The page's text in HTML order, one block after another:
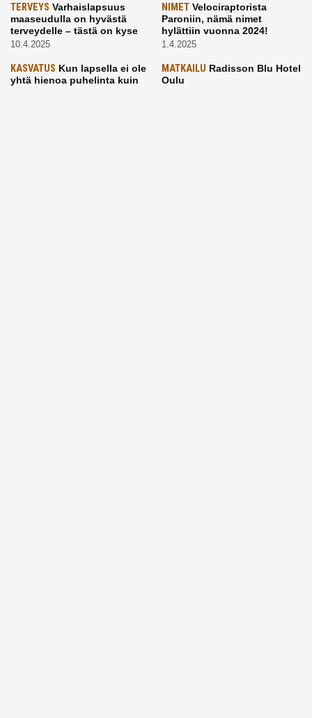
TERVEYS Varhaislapsuus
maaseudulla on hyvästä
terveydelle – tästä on kyse
10.4.2025
NIMETVelociraptorista
Paroniin, nämä nimet
hylättiin vuonna 2024!
1.4.2025
KASVATUS Kun lapsella ei ole
yhtä hienoa puhelinta kuin
MATKAILU Radisson Blu Hotel
Oulu